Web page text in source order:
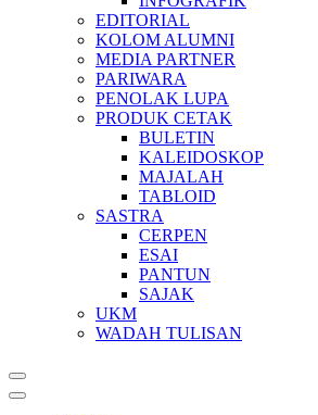
EDITORIAL
KOLOM ALUMNI
MEDIA PARTNER
PARIWARA
PENOLAK LUPA
PRODUK CETAK
BULETIN
KALEIDOSKOP
MAJALAH
TABLOID
SASTRA
CERPEN
ESAI
PANTUN
SAJAK
UKM
WADAH TULISAN